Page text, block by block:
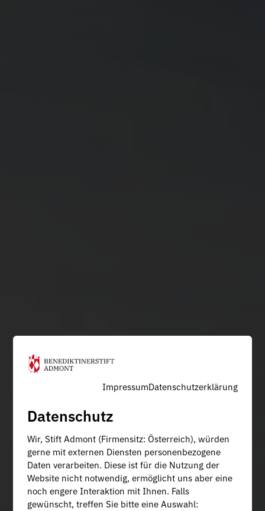
ImpressumDatenschutzerklärung
Datenschutz
Wir, Stift Admont (Firmensitz: Österreich), würden
gerne mit externen Diensten personenbezogene
Daten verarbeiten. Diese ist für die Nutzung der
Website nicht notwendig, ermöglicht uns aber eine
noch engere Interaktion mit Ihnen. Falls
gewünscht, treffen Sie bitte eine Auswahl: